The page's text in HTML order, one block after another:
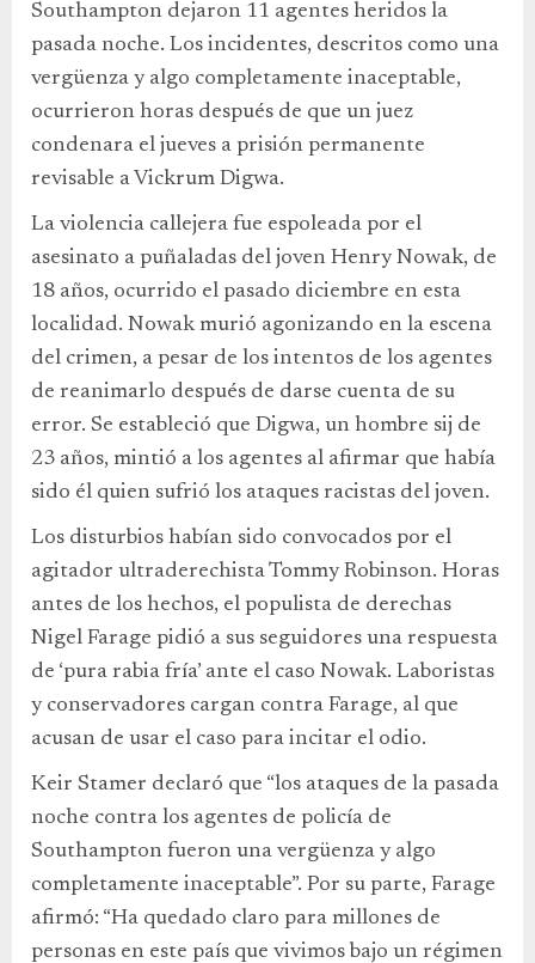
Southampton dejaron 11 agentes heridos la
pasada noche. Los incidentes, descritos como una
vergüenza y algo completamente inaceptable,
ocurrieron horas después de que un juez
condenara el jueves a prisión permanente
revisable a Vickrum Digwa.
La violencia callejera fue espoleada por el
asesinato a puñaladas del joven Henry Nowak, de
18 años, ocurrido el pasado diciembre en esta
localidad. Nowak murió agonizando en la escena
del crimen, a pesar de los intentos de los agentes
de reanimarlo después de darse cuenta de su
error. Se estableció que Digwa, un hombre sij de
23 años, mintió a los agentes al afirmar que había
sido él quien sufrió los ataques racistas del joven.
Los disturbios habían sido convocados por el
agitador ultraderechista Tommy Robinson. Horas
antes de los hechos, el populista de derechas
Nigel Farage pidió a sus seguidores una respuesta
de ‘pura rabia fría’ ante el caso Nowak. Laboristas
y conservadores cargan contra Farage, al que
acusan de usar el caso para incitar el odio.
Keir Stamer declaró que “los ataques de la pasada
noche contra los agentes de policía de
Southampton fueron una vergüenza y algo
completamente inaceptable”. Por su parte, Farage
afirmó: “Ha quedado claro para millones de
personas en este país que vivimos bajo un régimen